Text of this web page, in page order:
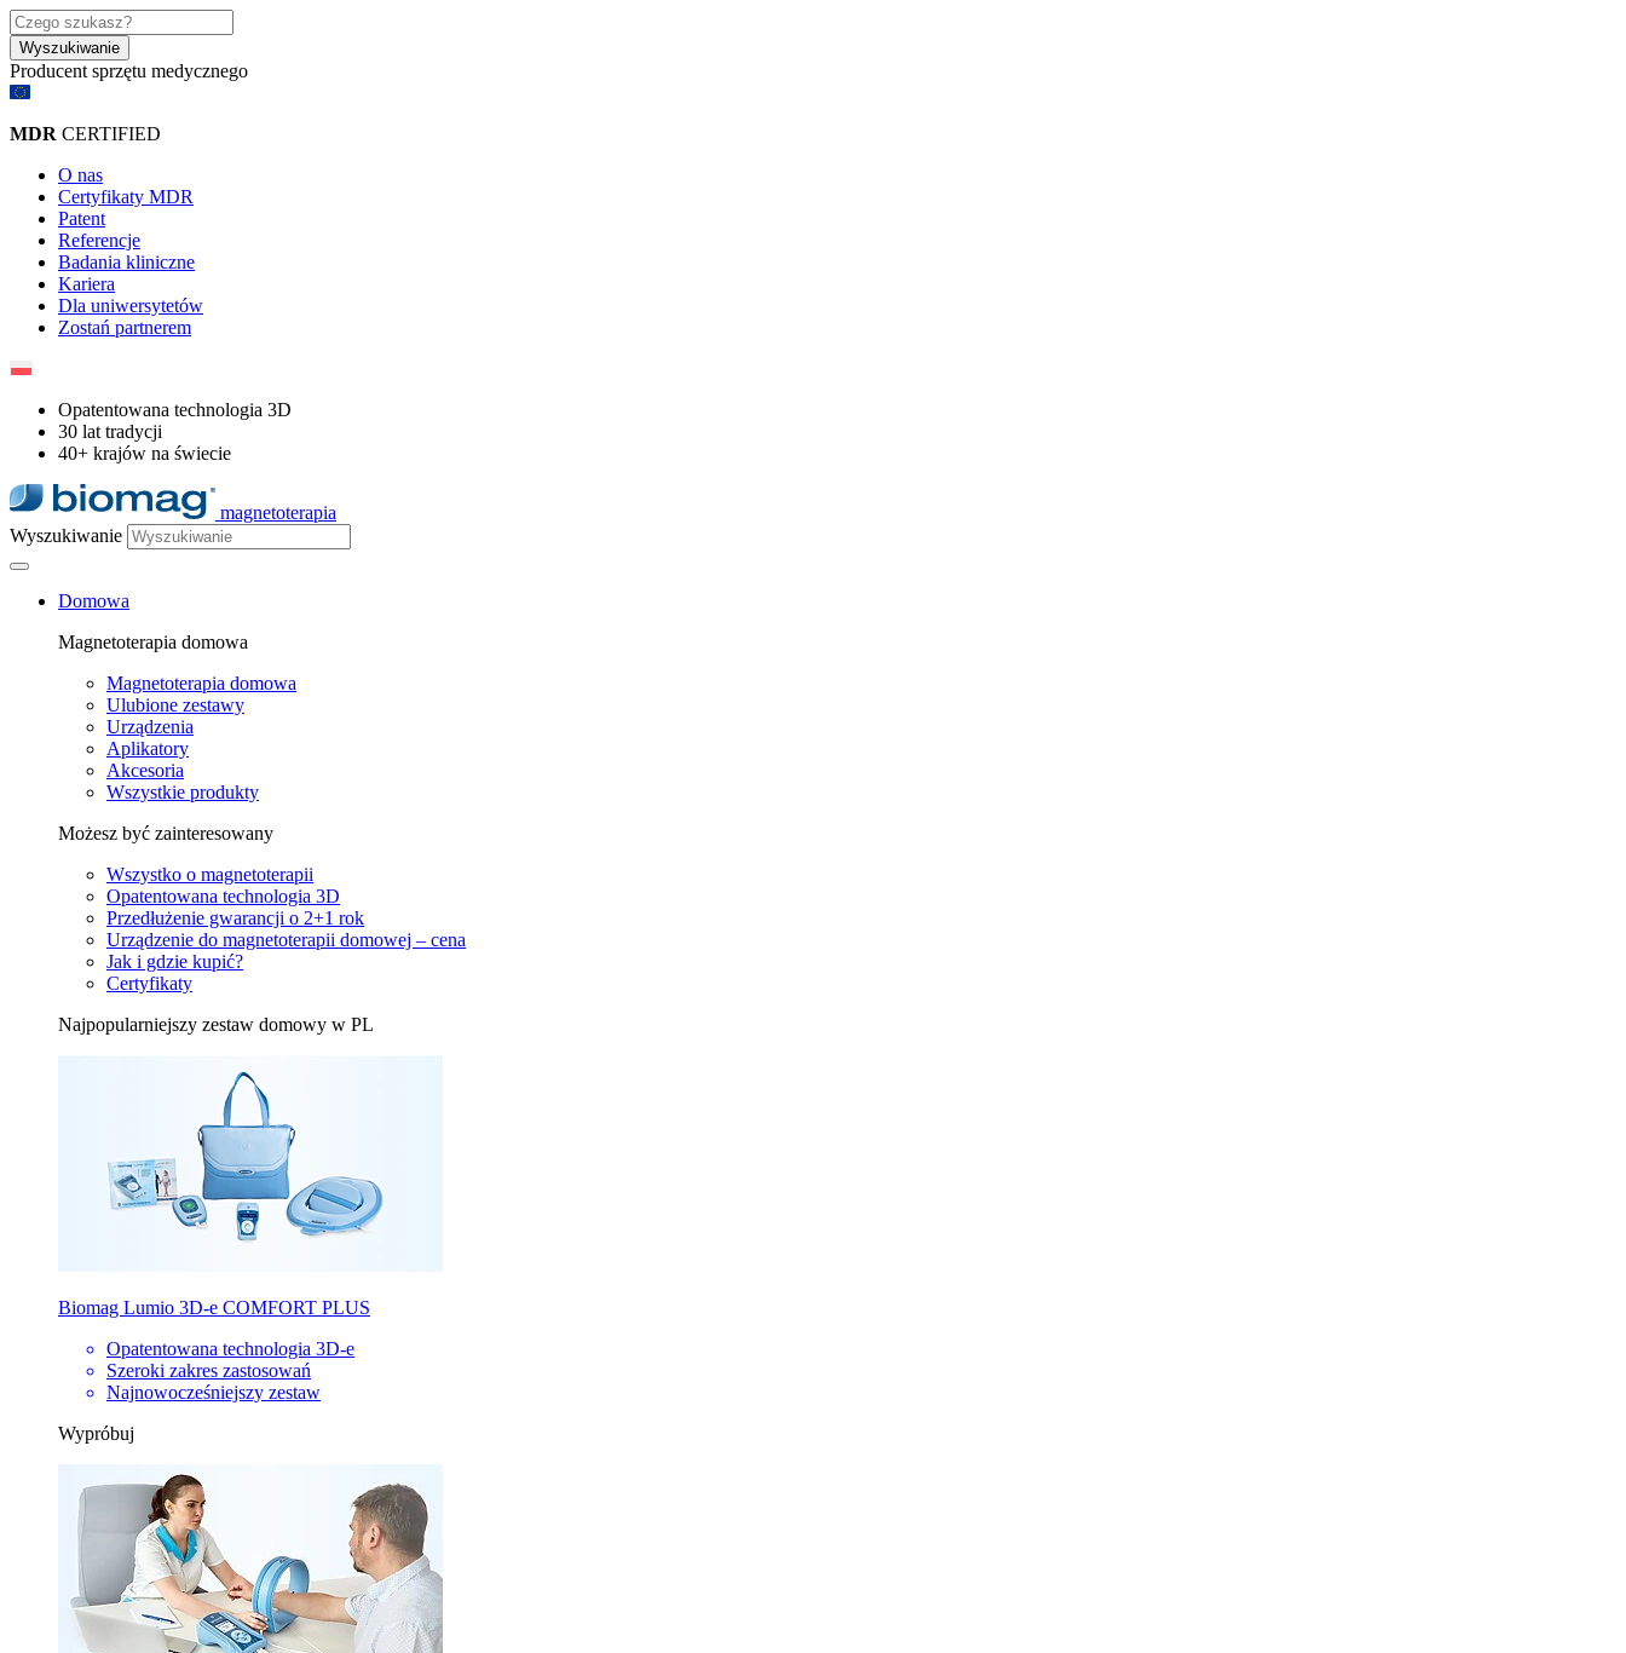
Wyszukiwanie
Producent sprzętu medycznego​
MDR CERTIFIED
O nas
Certyfikaty MDR
Patent
Referencje
Badania kliniczne
Kariera
Dla uniwersytetów
Zostań partnerem
Opatentowana technologia 3D
30 lat tradycji
40+ krajów na świecie
magnetoterapia
Wyszukiwanie
Domowa
Magnetoterapia domowa
Magnetoterapia domowa
Ulubione zestawy
Urządzenia
Aplikatory
Akcesoria
Wszystkie produkty
Możesz być zainteresowany
Wszystko o magnetoterapii
Opatentowana technologia 3D
Przedłużenie gwarancji o 2+1 rok
Urządzenie do magnetoterapii domowej – cena
Jak i gdzie kupić?
Certyfikaty
Najpopularniejszy zestaw domowy w PL
Biomag Lumio 3D-e COMFORT PLUS
Opatentowana technologia 3D-e
Szeroki zakres zastosowań
Najnowocześniejszy zestaw
Wypróbuj